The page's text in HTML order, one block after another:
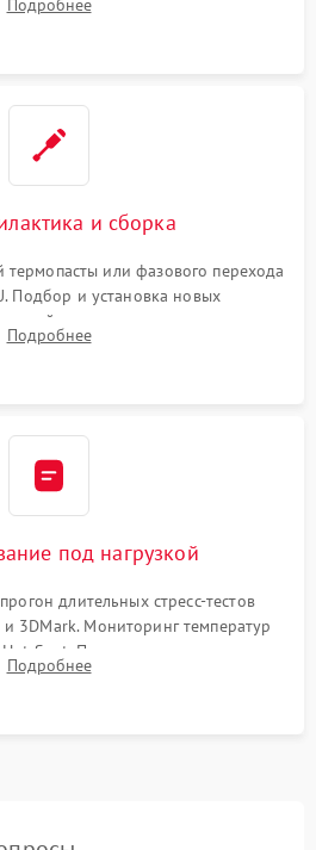
GDDR. Прошивка BIOS
и сборка
термопасты или фазового перехода
Подбор и установка новых
толщины на память и цепи
и бэкплейта, подключение и
Подробнее
под нагрузкой
длительных стресс-тестов
3DMark. Мониторинг температур
Spot. Проверка на отсутствие
вылетов драйвера и зависаний.
Подробнее